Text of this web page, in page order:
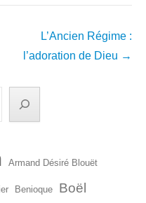
L’Ancien Régime :
l’adoration de Dieu →
Armand Désiré Blouët
Benioque
Boël